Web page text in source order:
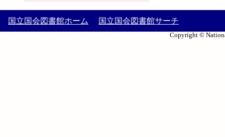
国立国会図書館ホーム 国立国会図書館サーチ
Copyright ©